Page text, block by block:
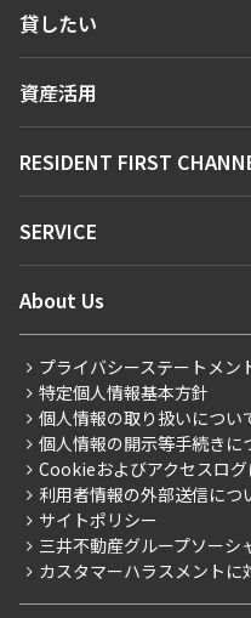
人気エリアから探す
新着情報から探す
新着募集情報
こだわりから探す
こだわり一覧
プレミアムマンション
新築
当社限定（港区・渋谷区）
当社限定（港区・渋谷区
三井不動産企画
貸したい
お問い合わせ
資産活用
お問い合わせ
RESIDENT FIRST
マンションレポート
住まいのコラム
SERVICE
会員ページ
ご入居・提携サービス
お部屋探しからご契約まで
よくあるご質問
社宅紹介
【仲介会社様向け】当社
About Us
会社情報
事業案内
採用情報
ニュースリリース
お問い合わせ
プライバシーステートメン
特定個人情報基本方針
個人情報の取り扱いについ
個人情報の開示等手続きに
Cookieおよびアクセスログ
利用者情報の外部送信につ
サイトポリシー
三井不動産グループソーシ
カスタマーハラスメントに